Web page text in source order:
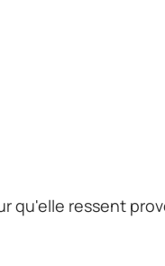
qu'elle ressent